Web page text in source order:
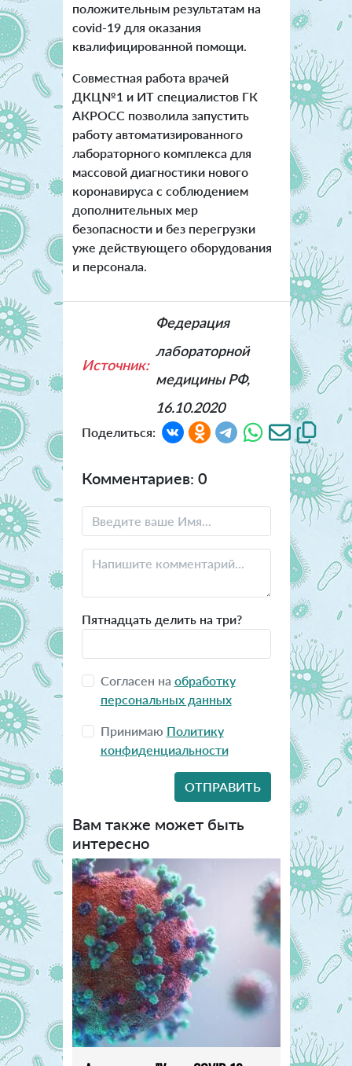
положительным результатам на
covid-19 для оказания
квалифицированной помощи.
Совместная работа врачей
ДКЦ№1 и ИТ специалистов ГК
АКРОСС позволила запустить
работу автоматизированного
лабораторного комплекса для
массовой диагностики нового
коронавируса с соблюдением
дополнительных мер
безопасности и без перегрузки
уже действующего оборудования
и персонала.
Источник:
Федерация
лабораторной
медицины РФ,
16.10.2020
Поделиться:
Комментариев: 0
Пятнадцать делить на три?
Согласен на обработку
персональных данных
Принимаю Политику
конфиденциальности
Вам также может быть
интересно